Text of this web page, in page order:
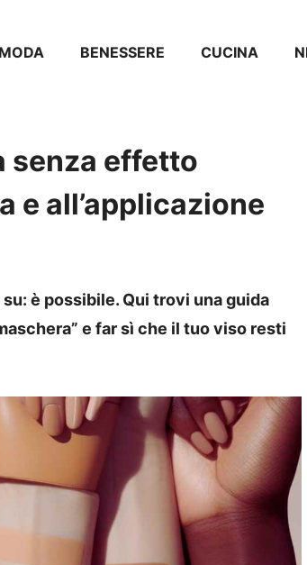
MODA BENESSERE CUCINA
senza effetto
e all’applicazione
è possibile. Qui trovi una guida
e far sì che il tuo viso resti